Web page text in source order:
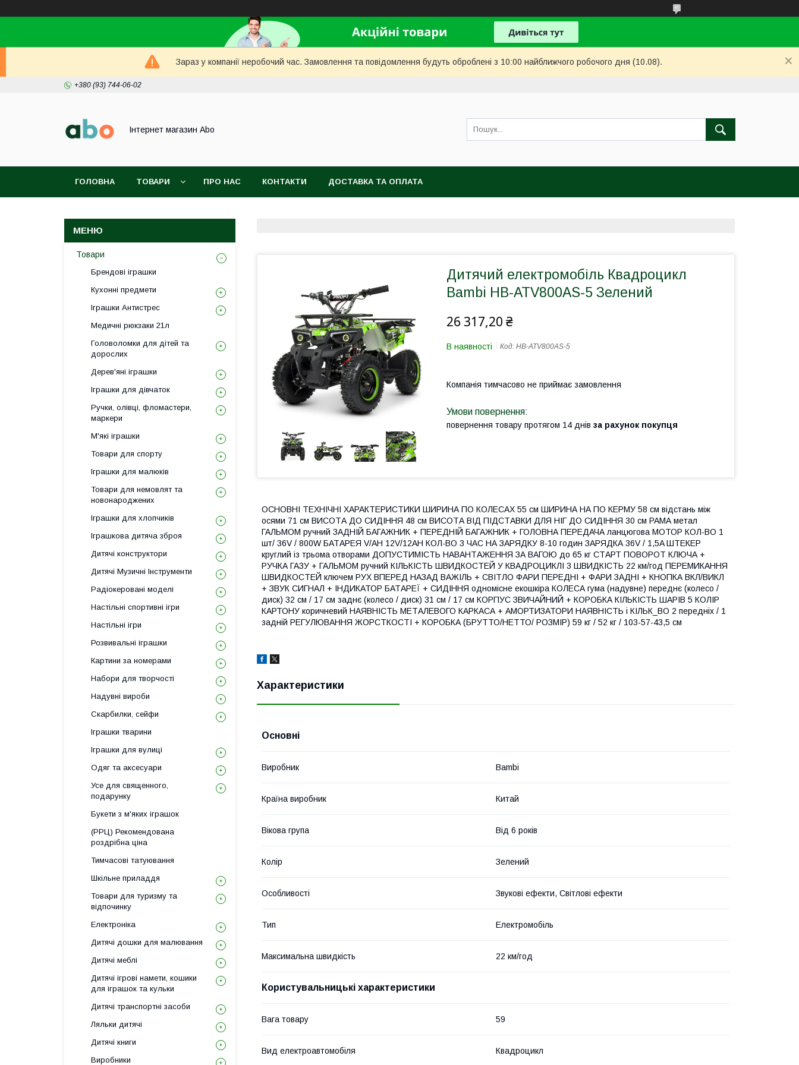
Зараз у компанії неробочий час. Замовлення та повідомлення будуть оброблені з 10:00 найближчого робочого дня (10.08).
+380 (93) 744-06-02
Інтернет магазин Abo
ГОЛОВНА ТОВАРИ ПРО НАС КОНТАКТИ ДОСТАВКА ТА ОПЛАТА
Дитячий електромобіль Квадроцикл
Bambi HB-ATV800AS-5 Зелений
26 317,20 ₴
В наявності Код: HB-ATV800AS-5
Компанія тимчасово не приймає замовлення
повернення товару протягом 14 днів за рахунок покупця
ОСНОВНІ ТЕХНІЧНІ ХАРАКТЕРИСТИКИ ШИРИНА ПО КОЛЕСАХ 55 см ШИРИНА НА ПО КЕРМУ 58 см відстань між
осями 71 см ВИСОТА ДО СИДІННЯ 48 см ВИСОТА ВІД ПІДСТАВКИ ДЛЯ НІГ ДО СИДІННЯ 30 см РАМА метал
ГАЛЬМОМ ручний ЗАДНІЙ БАГАЖНИК + ПЕРЕДНІЙ БАГАЖНИК + ГОЛОВНА ПЕРЕДАЧА ланцюгова МОТОР КОЛ-ВО 1
шт/ 36V / 800W БАТАРЕЯ V/AH 12V/12AH КОЛ-ВО 3 ЧАС НА ЗАРЯДКУ 8-10 годин ЗАРЯДКА 36V / 1,5A ШТЕКЕР
круглий із трьома отворами ДОПУСТИМІСТЬ НАВАНТАЖЕННЯ ЗА ВАГОЮ до 65 кг СТАРТ ПОВОРОТ КЛЮЧА +
РУЧКА ГАЗУ + ГАЛЬМОМ ручний КІЛЬКІСТЬ ШВИДКОСТЕЙ У КВАДРОЦИКЛІ 3 ШВИДКІСТЬ 22 км/год ПЕРЕМИКАННЯ
ШВИДКОСТЕЙ ключем РУХ ВПЕРЕД НАЗАД ВАЖІЛЬ + СВІТЛО ФАРИ ПЕРЕДНІ + ФАРИ ЗАДНІ + КНОПКА ВКЛ/ВИКЛ
+ ЗВУК СИГНАЛ + ІНДИКАТОР БАТАРЕЇ + СИДІННЯ одномісне екошкіра КОЛЕСА гума (надувне) переднє (колесо /
диск) 32 см / 17 см заднє (колесо / диск) 31 см / 17 см КОРПУС ЗВИЧАЙНИЙ + КОРОБКА КІЛЬКІСТЬ ШАРІВ 5 КОЛІР
КАРТОНУ коричневий НАЯВНІСТЬ МЕТАЛЕВОГО КАРКАСА + АМОРТИЗАТОРИ НАЯВНІСТЬ і КІЛЬК_ВО 2 передніх / 1
задній РЕГУЛЮВАННЯ ЖОРСТКОСТІ + КОРОБКА (БРУТТО/НЕТТО/ РОЗМІР) 59 кг / 52 кг / 103-57-43,5 см
Характеристики
Основні
Виробник Bambi
Країна виробник Китай
Вікова група Від 6 років
Колір Зелений
Особливості Звукові ефекти, Світлові ефекти
Тип Електромобіль
Максимальна швидкість 22 км/год
Користувальницькі характеристики
Вага товару 59
Вид електроавтомобіля Квадроцикл
Товари
Брендові іграшки
Кухонні предмети
Іграшки Антистрес
Медичні рюкзаки 21л
Головоломки для дітей та
дорослих
Дерев'яні іграшки
Іграшки для дівчаток
Ручки, олівці, фломастери,
маркери
М'які іграшки
Товари для спорту
Іграшки для малюків
Товари для немовлят та
новонароджених
Іграшки для хлопчиків
Іграшкова дитяча зброя
Дитячі конструктори
Дитячі Музичні Інструменти
Радіокеровані моделі
Настільні спортивні ігри
Настільні ігри
Розвивальні іграшки
Картини за номерами
Набори для творчості
Надувні вироби
Скарбилки, сейфи
Іграшки тварини
Іграшки для вулиці
Одяг та аксесуари
Усе для священного,
подарунку
Букети з м'яких іграшок
(РРЦ) Рекомендована
роздрібна ціна
Тимчасові татуювання
Шкільне приладдя
Товари для туризму та
відпочинку
Електроніка
Дитячі дошки для малювання
Дитячі меблі
Дитячі ігрові намети, кошики
для іграшок та кульки
Дитячі транспортні засоби
Ляльки дитячі
Дитячі книги
Виробники